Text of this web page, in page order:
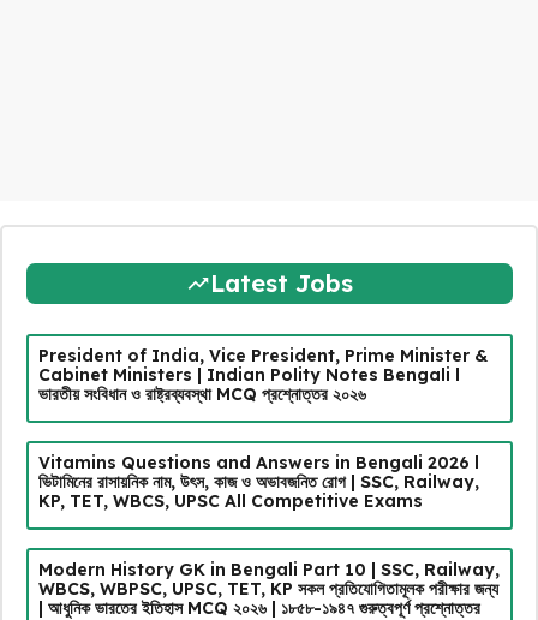
Latest Jobs
President of India, Vice President, Prime Minister &
Cabinet Ministers | Indian Polity Notes Bengali l
ভারতীয় সংবিধান ও রাষ্ট্রব্যবস্থা MCQ প্রশ্নোত্তর ২০২৬
Vitamins Questions and Answers in Bengali 2026 l
ভিটামিনের রাসায়নিক নাম, উৎস, কাজ ও অভাবজনিত রোগ | SSC, Railway,
KP, TET, WBCS, UPSC All Competitive Exams
Modern History GK in Bengali Part 10 | SSC, Railway,
WBCS, WBPSC, UPSC, TET, KP সকল প্রতিযোগিতামূলক পরীক্ষার জন্য
| আধুনিক ভারতের ইতিহাস MCQ ২০২৬ | ১৮৫৮-১৯৪৭ গুরুত্বপূর্ণ প্রশ্নোত্তর